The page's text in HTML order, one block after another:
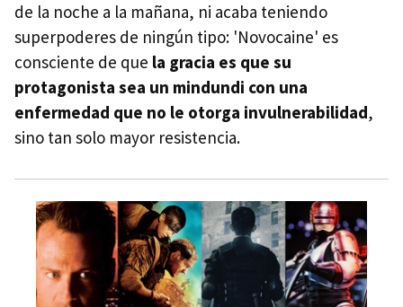
de la noche a la mañana, ni acaba teniendo
superpoderes de ningún tipo: 'Novocaine' es
consciente de que la gracia es que su
protagonista sea un mindundi con una
enfermedad que no le otorga invulnerabilidad,
sino tan solo mayor resistencia.